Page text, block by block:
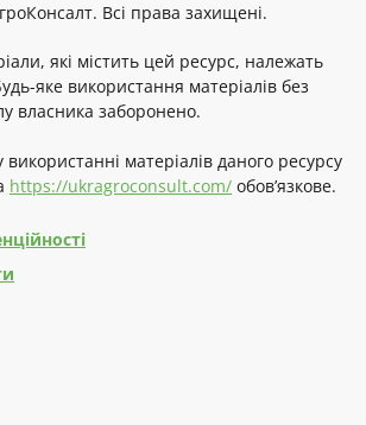
Всі права захищені.
які містить цей ресурс, належать
яке використання матеріалів без
власника заборонено.
матеріалів даного ресурсу
https://ukragroconsult.com/ обов’язкове.